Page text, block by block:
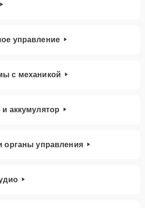
управление
с механикой
и аккумулятор
органы управления